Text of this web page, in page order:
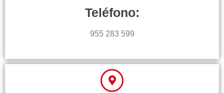
Teléfono:
955 283 599